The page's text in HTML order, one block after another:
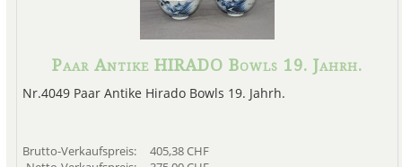
In Nagoya wurden neue
"moriage", bei dem
Paar Antike HIRADO Bowls 19. Jahrh.
Nr.4049 Paar Antike Hirado Bowls 19. Jahrh.
Brutto-Verkaufspreis:
405,38 CHF